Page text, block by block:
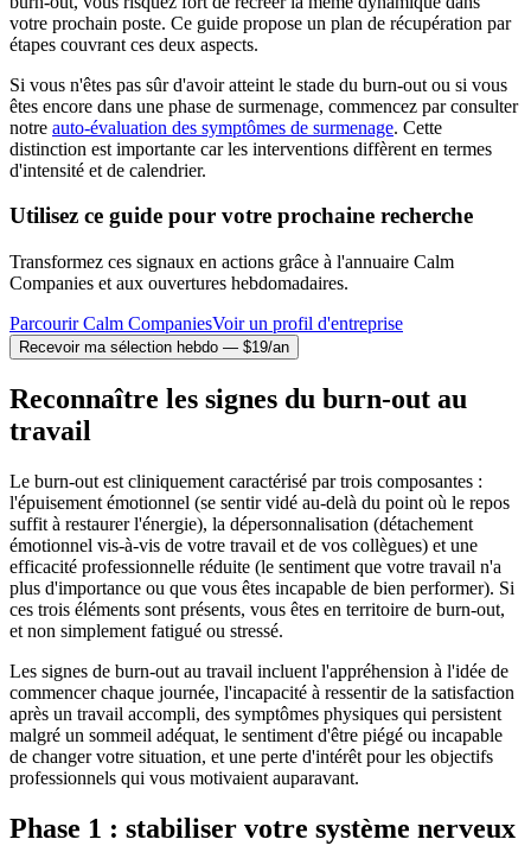
votre prochain poste. Ce guide propose un plan de récupération par
étapes couvrant ces deux aspects.
Si vous n'êtes pas sûr d'avoir atteint le stade du burn-out ou si vous
êtes encore dans une phase de surmenage, commencez par consulter
notre auto-évaluation des symptômes de surmenage. Cette
distinction est importante car les interventions diffèrent en termes
d'intensité et de calendrier.
Utilisez ce guide pour votre prochaine recherche
Transformez ces signaux en actions grâce à l'annuaire Calm
Companies et aux ouvertures hebdomadaires.
Parcourir Calm CompaniesVoir un profil d'entreprise
Recevoir ma sélection hebdo — $19/an
Reconnaître les signes du burn-out au
travail
Le burn-out est cliniquement caractérisé par trois composantes :
l'épuisement émotionnel (se sentir vidé au-delà du point où le repos
suffit à restaurer l'énergie), la dépersonnalisation (détachement
émotionnel vis-à-vis de votre travail et de vos collègues) et une
efficacité professionnelle réduite (le sentiment que votre travail n'a
plus d'importance ou que vous êtes incapable de bien performer). Si
ces trois éléments sont présents, vous êtes en territoire de burn-out,
et non simplement fatigué ou stressé.
Les signes de burn-out au travail incluent l'appréhension à l'idée de
commencer chaque journée, l'incapacité à ressentir de la satisfaction
après un travail accompli, des symptômes physiques qui persistent
malgré un sommeil adéquat, le sentiment d'être piégé ou incapable
de changer votre situation, et une perte d'intérêt pour les objectifs
professionnels qui vous motivaient auparavant.
Phase 1 : stabiliser votre système nerveux